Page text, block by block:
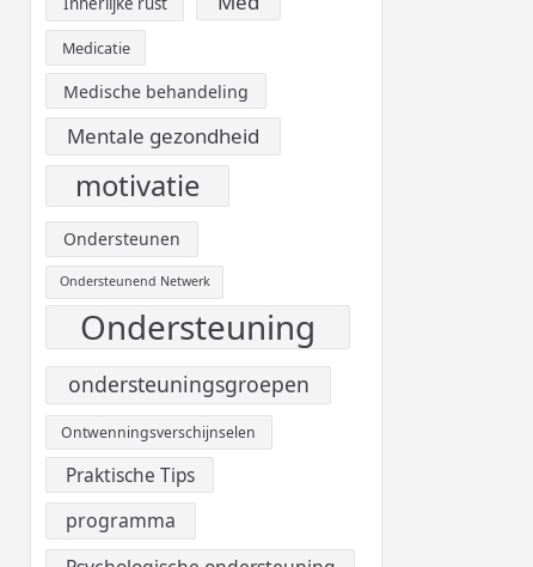
Medicatie
Medische behandeling
Mentale gezondheid
motivatie
Ondersteunen
Ondersteunend Netwerk
Ondersteuning
ondersteuningsgroepen
Ontwenningsverschijnselen
Praktische Tips
programma